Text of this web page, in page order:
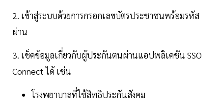
2. เข้าสู่ระบบด้วยการกรอกเลขบัตรประชาชนพร้อมรหัส
ผ่าน
3. เช็คข้อมูลเกี่ยวกับผู้ประกันตนผ่านแอปพลิเคชัน SSO
Connect ได้ เช่น
โรงพยาบาลที่ใช้สิทธิประกันสังคม